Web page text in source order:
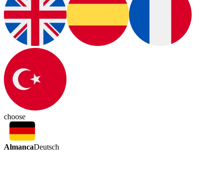
choose
AlmancaDeutsch